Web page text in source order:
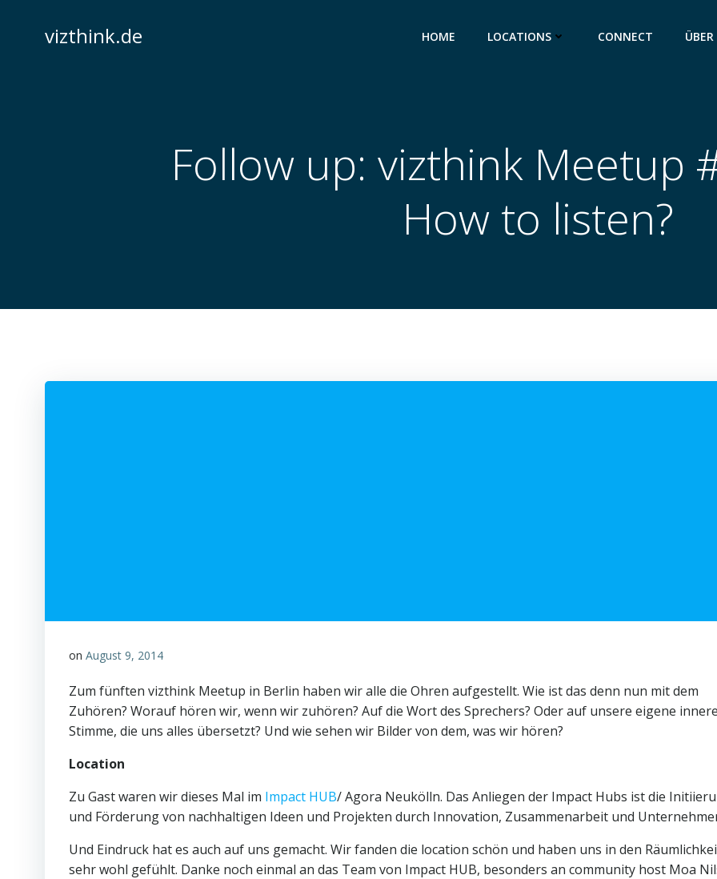
springenvizthink.de HOME LOCATIONS CONNECT
Follow up: vizthink Meetup
How to listen?
on August 9, 2014
Zum fünften vizthink Meetup in Berlin haben wir alle die Ohren aufgestellt. Wie ist das denn nun mit dem
Zuhören? Worauf hören wir, wenn wir zuhören? Auf die Wort des Sprechers? Oder auf unsere eigene
Stimme, die uns alles übersetzt? Und wie sehen wir Bilder von dem, was wir hören?
Location
Zu Gast waren wir dieses Mal im Impact HUB/ Agora Neukölln. Das Anliegen der Impact Hubs ist die
und Förderung von nachhaltigen Ideen und Projekten durch Innovation, Zusammenarbeit und
Und Eindruck hat es auch auf uns gemacht. Wir fanden die location schön und haben uns in den
sehr wohl gefühlt. Danke noch einmal an das Team von Impact HUB, besonders an community host Moa